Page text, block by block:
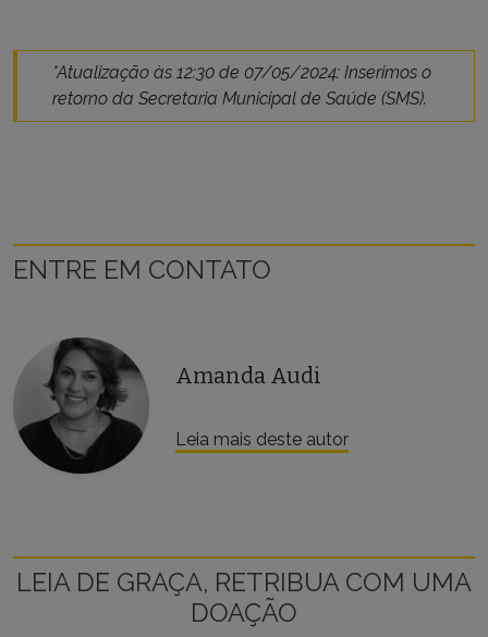
*Atualização às 12:30 de 07/05/2024: Inserimos o
retorno da Secretaria Municipal de Saúde (SMS).
ENTRE EM CONTATO
Amanda Audi
Leia mais deste autor
LEIA DE GRAÇA, RETRIBUA COM UMA
DOAÇÃO